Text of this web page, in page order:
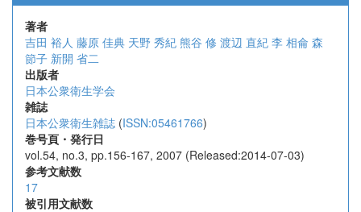
著者
吉田 裕人 藤原 佳典 天野 秀紀 熊谷 修 渡辺 直紀 李 相侖 森
節子 新開 省二
出版者
日本公衆衛生学会
雑誌
日本公衆衛生雑誌 (ISSN:05461766)
巻号頁・発行日
vol.54, no.3, pp.156-167, 2007 (Released:2014-07-03)
参考文献数
17
被引用文献数